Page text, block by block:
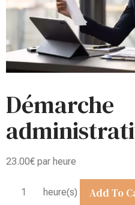
Démarche
23.00€ par heure
heure(s) Add To